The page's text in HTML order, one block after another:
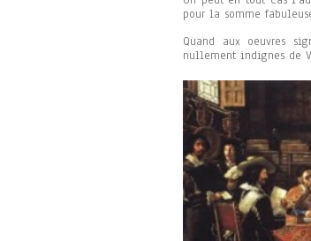
pour la somme
Quand aux oeuvres
nullement indignes de